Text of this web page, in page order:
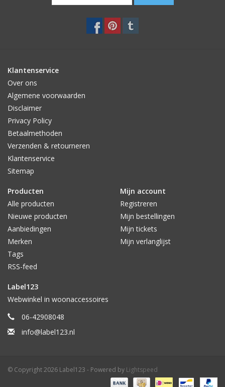
Klantenservice
Over ons
Algemene voorwaarden
Disclaimer
Privacy Policy
Betaalmethoden
Verzenden & retourneren
Klantenservice
Sitemap
Producten
Alle producten
Nieuwe producten
Aanbiedingen
Merken
Tags
RSS-feed
Mijn account
Registreren
Mijn bestellingen
Mijn tickets
Mijn verlanglijst
Label123
Webwinkel in woonaccessoires
06-42908048
info@label123.nl
© Copyright 2026 Label123 - Powered by Lightspeed